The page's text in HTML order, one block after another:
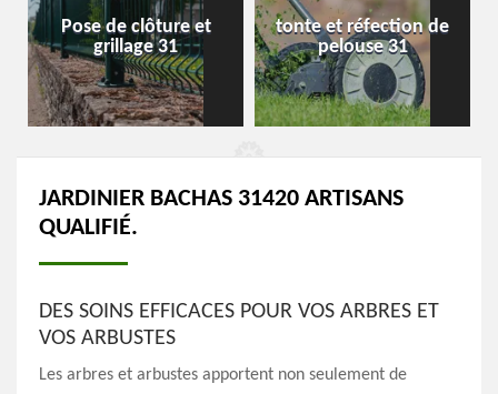
Pose de clôture et
grillage 31
tonte et réfection de
pelouse 31
JARDINIER BACHAS 31420 ARTISANS
QUALIFIÉ.
DES SOINS EFFICACES POUR VOS ARBRES ET
VOS ARBUSTES
Les arbres et arbustes apportent non seulement de